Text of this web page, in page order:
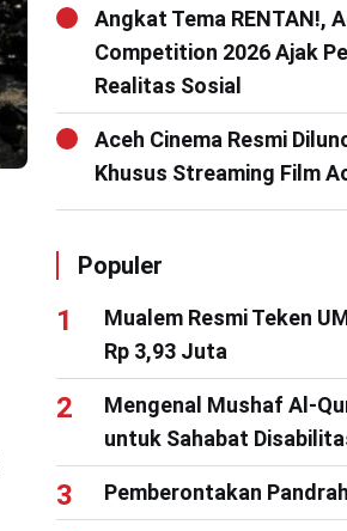
Angkat Tema RENTAN!,
Competition 2026 Ajak
Realitas Sosial
Aceh Cinema Resmi
Khusus Streaming Film
Populer
Mualem Resmi Teken
Rp 3,93 Juta
Mengenal Mushaf Al-
untuk Sahabat
Pemberontakan Pandrah